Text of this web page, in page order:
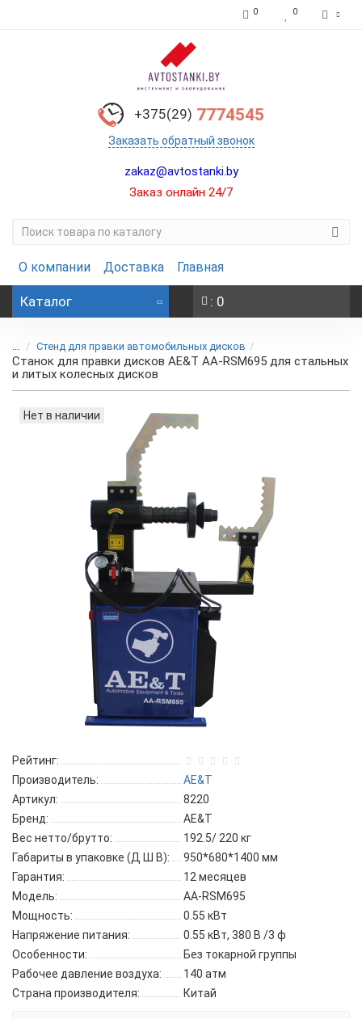
0 0
+375(29) 7774545
Заказать обратный звонок
zakaz@avtostanki.by
Заказ онлайн 24/7
О компании Доставка Главная
Каталог : 0
... Стенд для правки автомобильных дисков
Станок для правки дисков AE&T АА-RSM695 для стальных
и литых колесных дисков
Нет в наличии
Рейтинг:
Производитель:
AE&T
Артикул:
8220
Бренд:
AE&T
Вес нетто/брутто:
192.5/ 220 кг
Габариты в упаковке (Д Ш В):
950*680*1400 мм
Гарантия:
12 месяцев
Модель:
АА-RSM695
Мощность:
0.55 кВт
Напряжение питания:
0.55 кВт, 380 В /3 ф
Особенности:
Без токарной группы
Рабочее давление воздуха:
140 атм
Страна производителя:
Китай